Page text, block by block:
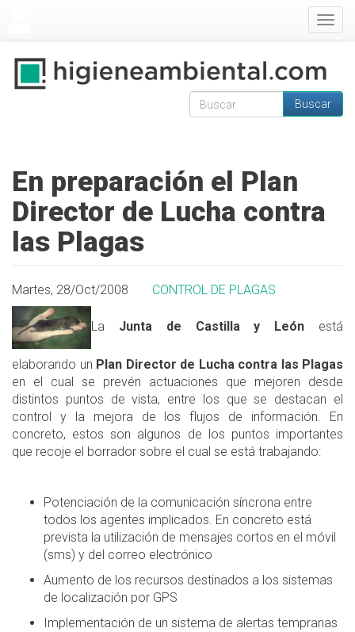
Formulario de
Buscar
En preparación el Plan
Director de Lucha contra
las Plagas
Martes, 28/Oct/2008 CONTROL DE PLAGAS
La Junta de Castilla y León está
elaborando un Plan Director de Lucha contra las Plagas
en el cual se prevén actuaciones que mejoren desde
distintos puntos de vista, entre los que se destacan el
control y la mejora de los flujos de información. En
concreto, estos son algunos de los puntos importantes
que recoje el borrador sobre el cual se está trabajando:
Potenciación de la comunicación síncrona entre
todos los agentes implicados. En concreto está
prevista la utilización de mensajes cortos en el móvil
(sms) y del correo electrónico
Aumento de los recursos destinados a los sistemas
de localización por GPS
Implementación de un sistema de alertas tempranas